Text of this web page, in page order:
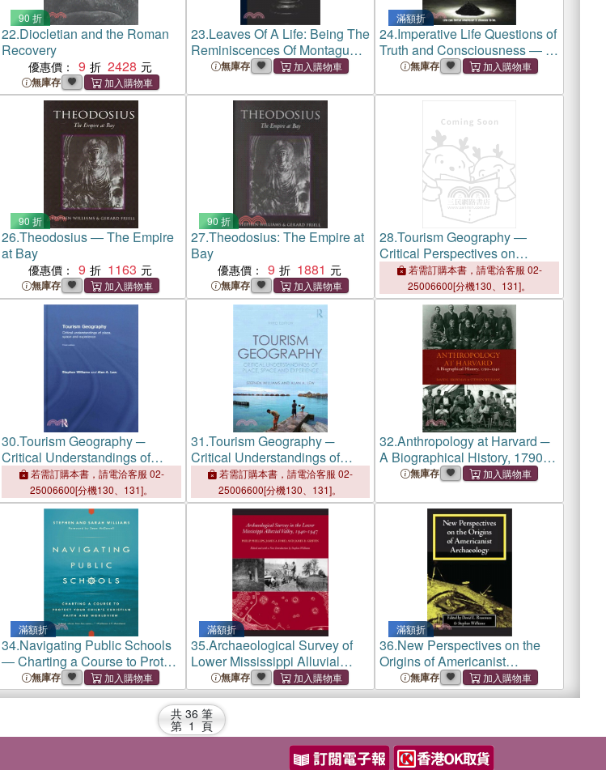
90 折
22.Diocletian and the Roman
Recovery
優惠價： 9 2428
無庫存
23.Leaves Of A Life: Being The
Reminiscences Of Montagu
Williams; Volume 2
無庫存
滿額折
24.Imperative Life Questions of
Truth and Consciousness ― A
Journey That Is Ever
無庫存
90 折
26.Theodosius ― The Empire
at Bay
優惠價： 9 1163
無庫存
90 折
27.Theodosius: The Empire at
Bay
優惠價： 9 1881
無庫存
28.Tourism Geography ―
Critical Perspectives on
Tourism, Place, Space and
Experience
若需訂購本書，請電洽客服 02-
25006600[分機130、131]。
30.Tourism Geography ─
Critical Understandings of
Place, Space and Experience
若需訂購本書，請電洽客服 02-
25006600[分機130、131]。
31.Tourism Geography ─
Critical Understandings of
Place, Space and Experience
若需訂購本書，請電洽客服 02-
25006600[分機130、131]。
32.Anthropology at Harvard ─
A Biographical History, 1790 -
1940無庫存
滿額折
34.Navigating Public Schools
― Charting a Course to Protect
Your Child??Christian Faith
and Worldview
無庫存
滿額折
35.Archaeological Survey of
Lower Mississippi Alluvial
Valley ─ 1940-1947
無庫存
滿額折
36.New Perspectives on the
Origins of Americanist
Archaeology
無庫存
共 36 筆
第 1 頁